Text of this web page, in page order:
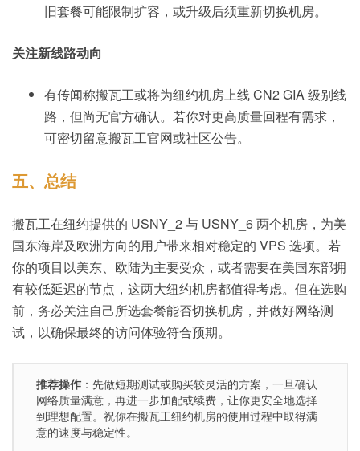
旧套餐可能限制扩容，或升级后须重新切换机房。
关注新线路动向
有传闻称搬瓦工或将为纽约机房上线 CN2 GIA 级别线
路，但尚无官方确认。若你对更高质量回程有需求，
可密切留意搬瓦工官网或社区公告。
五、总结
搬瓦工在纽约提供的 USNY_2 与 USNY_6 两个机房，为美
国东海岸及欧洲方向的用户带来相对稳定的 VPS 选项。若
你的项目以美东、欧陆为主要受众，或者需要在美国东部拥
有较低延迟的节点，这两大纽约机房都值得考虑。但在选购
前，务必关注自己所选套餐能否切换机房，并做好网络测
试，以确保最终的访问体验符合预期。
推荐操作 ：先做短期测试或购买较灵活的方案，一旦确认
网络质量满意，再进一步加配或续费，让你更安全地选择
到理想配置。祝你在搬瓦工纽约机房的使用过程中取得满
意的速度与稳定性。